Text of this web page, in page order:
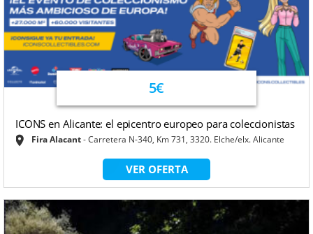
5€
ICONS en Alicante: el epicentro europeo para coleccionistas
Fira Alacant Carretera N-340, Km 731, 3320. Elche/elx. Alicante
VER OFERTA